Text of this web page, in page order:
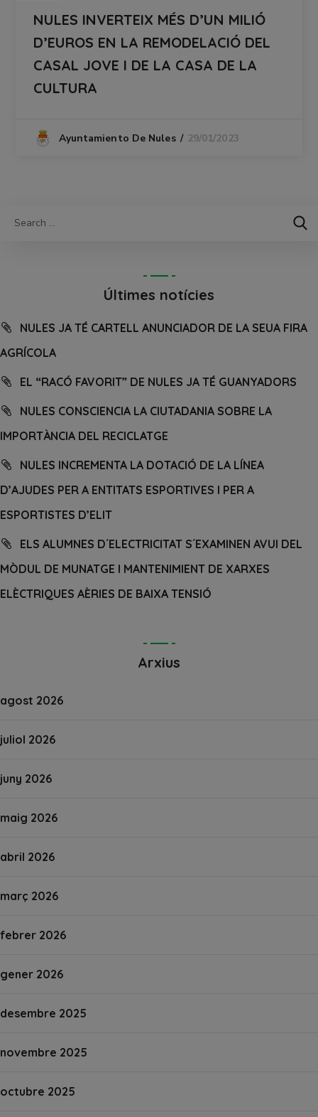
NULES INVERTEIX MÉS D’UN MILIÓ
D’EUROS EN LA REMODELACIÓ DEL
CASAL JOVE I DE LA CASA DE LA
CULTURA
Ayuntamiento De Nules 29/01/2023
Últimes notícies
NULES JA TÉ CARTELL ANUNCIADOR DE LA SEUA FIRA
AGRÍCOLA
EL “RACÓ FAVORIT” DE NULES JA TÉ GUANYADORS
NULES CONSCIENCIA LA CIUTADANIA SOBRE LA
IMPORTÀNCIA DEL RECICLATGE
NULES INCREMENTA LA DOTACIÓ DE LA LÍNEA
D’AJUDES PER A ENTITATS ESPORTIVES I PER A
ESPORTISTES D’ELIT
ELS ALUMNES D´ELECTRICITAT S´EXAMINEN AVUI DEL
MÒDUL DE MUNATGE I MANTENIMIENT DE XARXES
ELÈCTRIQUES AÈRIES DE BAIXA TENSIÓ
Arxius
agost 2026
juliol 2026
juny 2026
maig 2026
abril 2026
març 2026
febrer 2026
gener 2026
desembre 2025
novembre 2025
octubre 2025